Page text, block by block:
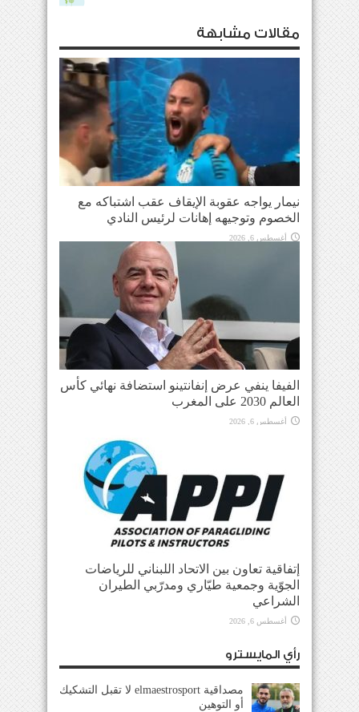
مقالات مشابهة
نيمار يواجه عقوبة الإيقاف عقب اشتباكه مع
الخصوم وتوجيهه إهانات لرئيس النادي
أغسطس 6, 2026
الفيفا ينفي عرض إنفانتينو استضافة نهائي كأس
العالم 2030 على المغرب
أغسطس 6, 2026
إتفاقية تعاون بين الاتحاد اللبناني للرياضات
الجوّية وجمعية طيّاري ومدرّبي الطيران
الشراعي
أغسطس 6, 2026
رأي المايسترو
مصداقية elmaestrosport لا تقبل التشكيك
أو التوهين